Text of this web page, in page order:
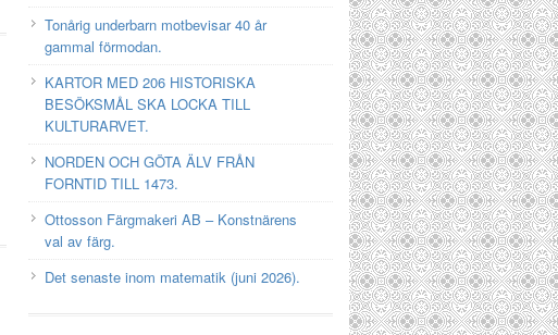
Tonårig underbarn motbevisar 40 år
gammal förmodan.
KARTOR MED 206 HISTORISKA
BESÖKSMÅL SKA LOCKA TILL
KULTURARVET.
NORDEN OCH GÖTA ÄLV FRÅN
FORNTID TILL 1473.
Ottosson Färgmakeri AB – Konstnärens
val av färg.
Det senaste inom matematik (juni 2026).